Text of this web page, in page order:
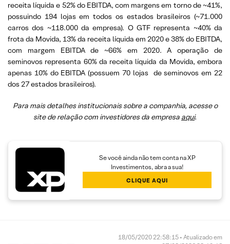
receita líquida e 52% do EBITDA, com margens em torno de ~41%,
possuindo 194 lojas em todos os estados brasileiros (~71.000
carros dos ~118.000 da empresa). O GTF representa ~40% da
frota da Movida, 13% da receita líquida em 2020 e 38% do EBITDA,
com margem EBITDA de ~66% em 2020. A operação de
seminovos representa 60% da receita líquida da Movida, embora
apenas 10% do EBITDA (possuem 70 lojas de seminovos em 22
dos 27 estados brasileiros).
Para mais detalhes institucionais sobre a companhia, acesse o
site de relação com investidores da empresa aqui.
Se você ainda não tem conta na XP
Investimentos, abra a sua!
CLIQUE AQUI
18/05/2020 22:58:15 • Atualizado em